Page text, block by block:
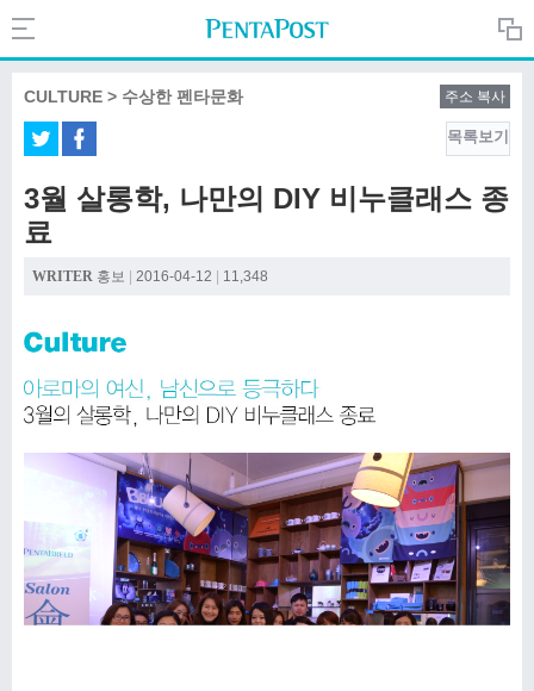
COMPANY
Search
PentaPost.net
CULTURE > 수상한 펜타문화 주소 복사
목록보기
3월 살롱학, 나만의 DIY 비누클래스 종
료
WRITER 홍보 2016-04-12 11,348